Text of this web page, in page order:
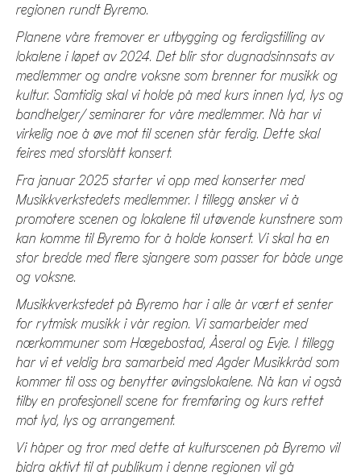
regionen rundt Byremo.
Planene våre fremover er utbygging og ferdigstilling av
lokalene i løpet av 2024. Det blir stor dugnadsinnsats av
medlemmer og andre voksne som brenner for musikk og
kultur. Samtidig skal vi holde på med kurs innen lyd, lys og
bandhelger/ seminarer for våre medlemmer. Nå har vi
virkelig noe å øve mot til scenen står ferdig. Dette skal
feires med storslått konsert.
Fra januar 2025 starter vi opp med konserter med
Musikkverkstedets medlemmer. I tillegg ønsker vi å
promotere scenen og lokalene til utøvende kunstnere som
kan komme til Byremo for å holde konsert. Vi skal ha en
stor bredde med flere sjangere som passer for både unge
og voksne.
Musikkverkstedet på Byremo har i alle år vært et senter
for rytmisk musikk i vår region. Vi samarbeider med
nærkommuner som Hægebostad, Åseral og Evje. I tillegg
har vi et veldig bra samarbeid med Agder Musikkråd som
kommer til oss og benytter øvingslokalene. Nå kan vi også
tilby en profesjonell scene for fremføring og kurs rettet
mot lyd, lys og arrangement.
Vi håper og tror med dette at kulturscenen på Byremo vil
bidra aktivt til at publikum i denne regionen vil gå